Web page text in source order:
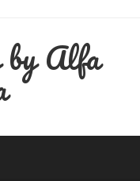
Alfa